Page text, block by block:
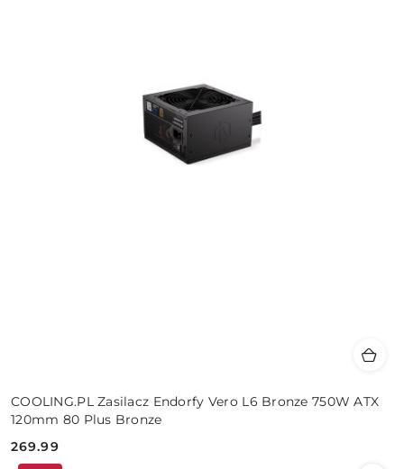
COOLING.PL Zasilacz Endorfy Vero L6 Bronze 750W ATX
120mm 80 Plus Bronze
Cena:
269.99